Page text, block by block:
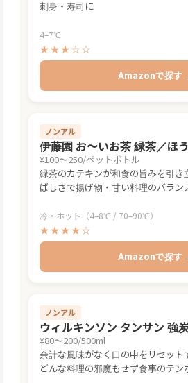
刺身・寿司に
4–7℃
★★★☆☆
Amazonで探す
ノンアル
伊藤園 お〜いお茶 緑茶／ほ
¥100〜250/ペットボトル
緑茶のカテキンが和食の旨みを引き
ばしさで揚げ物・甘い料理のバラン
冷・ホット（4–8℃ / 70–90℃）
★★★★☆
Amazonで探す
ノンアル
ウィルキンソン タンサン 強
¥80〜200/500ml
余計な風味がなく口の中をリセット
どんな料理の邪魔もせず食事のテン